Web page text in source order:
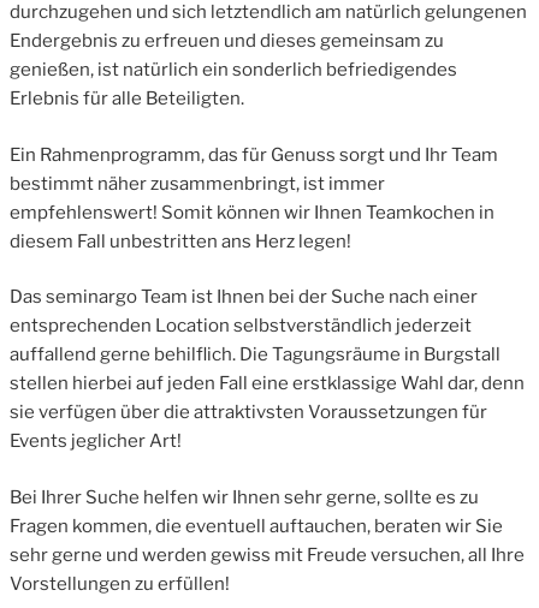
durchzugehen und sich letztendlich am natürlich gelungenen
Endergebnis zu erfreuen und dieses gemeinsam zu
genießen, ist natürlich ein sonderlich befriedigendes
Erlebnis für alle Beteiligten.
Ein Rahmenprogramm, das für Genuss sorgt und Ihr Team
bestimmt näher zusammenbringt, ist immer
empfehlenswert! Somit können wir Ihnen Teamkochen in
diesem Fall unbestritten ans Herz legen!
Das seminargo Team ist Ihnen bei der Suche nach einer
entsprechenden Location selbstverständlich jederzeit
auffallend gerne behilflich. Die Tagungsräume in Burgstall
stellen hierbei auf jeden Fall eine erstklassige Wahl dar, denn
sie verfügen über die attraktivsten Voraussetzungen für
Events jeglicher Art!
Bei Ihrer Suche helfen wir Ihnen sehr gerne, sollte es zu
Fragen kommen, die eventuell auftauchen, beraten wir Sie
sehr gerne und werden gewiss mit Freude versuchen, all Ihre
Vorstellungen zu erfüllen!